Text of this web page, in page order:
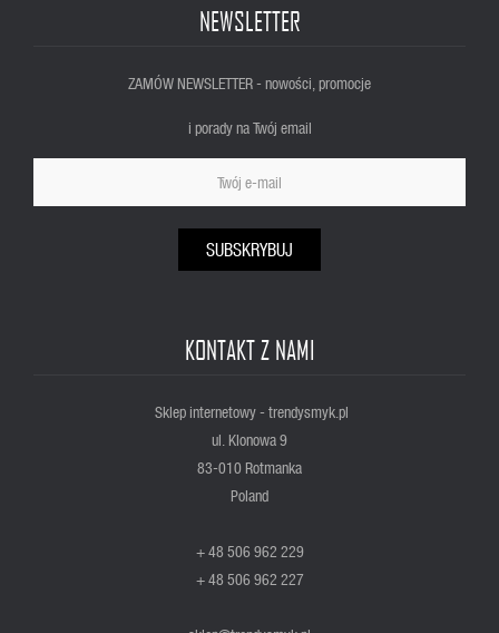
NEWSLETTER
ZAMÓW NEWSLETTER - nowości, promocje
i porady na Twój email
SUBSKRYBUJ
KONTAKT Z NAMI
Sklep internetowy - trendysmyk.pl
ul. Klonowa 9
83-010 Rotmanka
Poland
+ 48 506 962 229
+ 48 506 962 227